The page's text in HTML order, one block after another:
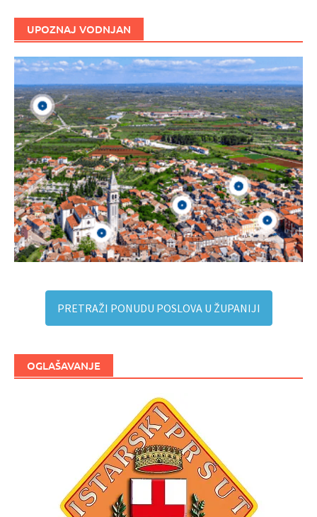
UPOZNAJ VODNJAN
PRETRAŽI PONUDU POSLOVA U ŽUPANIJI
OGLAŠAVANJE